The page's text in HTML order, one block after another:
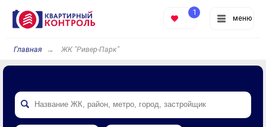
меню
1
Главная ЖК "Ривер-Парк"